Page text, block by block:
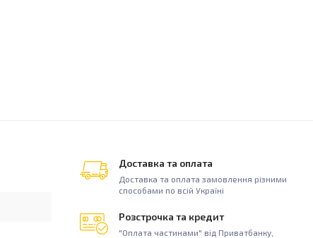
Доставка та оплата
Доставка та оплата замовлення різними
способами по всій Україні
Розстрочка та кредит
"Оплата частинами" від Приватбанку,